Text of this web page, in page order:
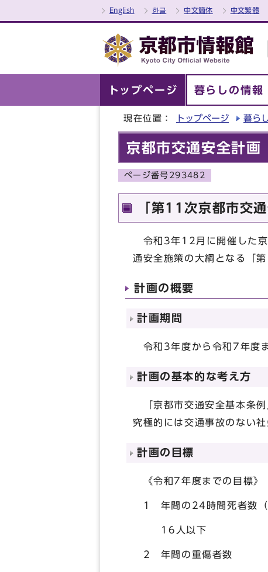
English 한글 中文簡体 中文繁體
トップページ 暮らしの情報
現在位置： トップページ 暮ら
京都市交通安全計画
ページ番号293482
「第11次京都市交
令和3年12月に開催した京
通安全施策の大綱となる「
計画の概要
計画期間
令和3年度から令和7年度
計画の基本的な考え方
「京都市交通安全基本条例
究極的には交通事故のない社
計画の目標
《令和7年度までの目標》
1 年間の24時間死者数（
16人以下
2 年間の重傷者数